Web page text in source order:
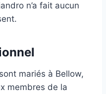
n’a fait aucun
mariés à Bellow,
membres de la